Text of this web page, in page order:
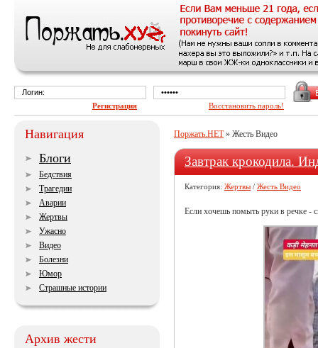
Поржать.НЕТ» Жесть Видео
Завтрак крокодила.
Категория: Жертвы / Жесть Видео
Если хочешь помыть руки в речке -
Навигация
Блоги
Бедствия
Трагедии
Аварии
Жертвы
Ужасно
Видео
Болезни
Юмор
Страшные истории
Архив жести
Регистрация Восстановить пароль!